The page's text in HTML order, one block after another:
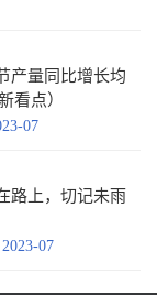
产量同比增长均
看点）
07
路上，切记未雨
2023-07